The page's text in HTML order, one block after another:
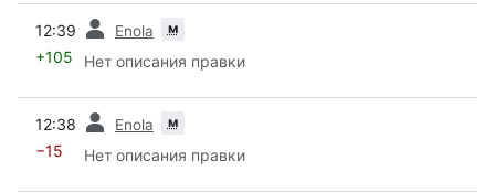
12:39 Enola м
+105 Нет описания правки
12:38 Enola м
−15 Нет описания правки